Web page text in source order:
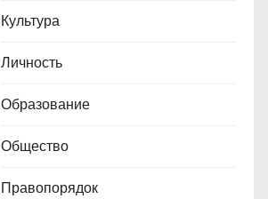
Культура
Личность
Образование
Общество
Правопорядок